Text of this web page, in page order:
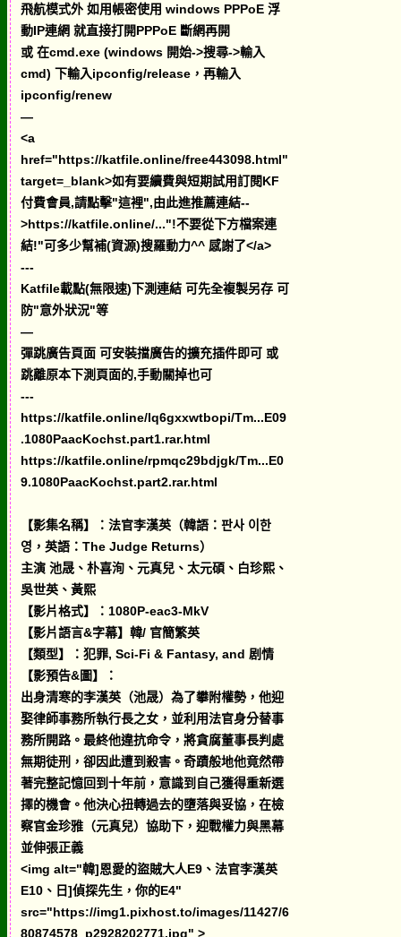
飛航模式外 如用帳密使用 windows PPPoE 浮
動IP連網 就直接打開PPPoE 斷網再開
或 在cmd.exe (windows 開始->搜尋->輸入
cmd) 下輸入ipconfig/release，再輸入
ipconfig/renew
—
<a
href="https://katfile.online/free443098.html"
target=_blank>如有要續費與短期試用訂閱KF
付費會員,請點擊"這裡",由此進推薦連結--
>https://katfile.online/..."!不要從下方檔案連
結!"可多少幫補(資源)搜羅動力^^ 感謝了</a>
---
Katfile載點(無限速)下測連結 可先全複製另存 可
防"意外狀況"等
—
彈跳廣告頁面 可安裝擋廣告的擴充插件即可 或
跳離原本下測頁面的,手動關掉也可
---
https://katfile.online/lq6gxxwtbopi/Tm...E09
.1080PaacKochst.part1.rar.html
https://katfile.online/rpmqc29bdjgk/Tm...E0
9.1080PaacKochst.part2.rar.html
【影集名稱】：法官李漢英（韓語：판사 이한
영，英語：The Judge Returns）
主演 池晟、朴喜洵、元真兒、太元碩、白珍熙、
吳世英、黃熙
【影片格式】：1080P-eac3-MkV
【影片語言&字幕】韓/ 官簡繁英
【類型】：犯罪, Sci-Fi & Fantasy, and 剧情
【影預告&圖】：
出身清寒的李漢英（池晟）為了攀附權勢，他迎
娶律師事務所執行長之女，並利用法官身分替事
務所開路。最終他違抗命令，將貪腐董事長判處
無期徒刑，卻因此遭到殺害。奇蹟般地他竟然帶
著完整記憶回到十年前，意識到自己獲得重新選
擇的機會。他決心扭轉過去的墮落與妥協，在檢
察官金珍雅（元真兒）協助下，迎戰權力與黑幕
並伸張正義
<img alt="韓]恩愛的盜賊大人E9、法官李漢英
E10、日]偵探先生，你的E4"
src="https://img1.pixhost.to/images/11427/6
80874578_p2928202771.jpg" >